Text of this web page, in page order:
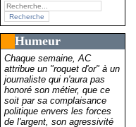
Humeur
Chaque semaine, AC
attribue un "roquet d'or" à un
journaliste qui n'aura pas
honoré son métier, que ce
soit par sa complaisance
politique envers les forces
de l'argent, son agressivité